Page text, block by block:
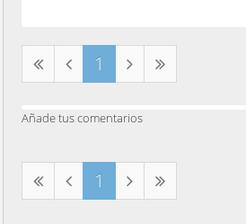
1
Añade tus comentarios
1